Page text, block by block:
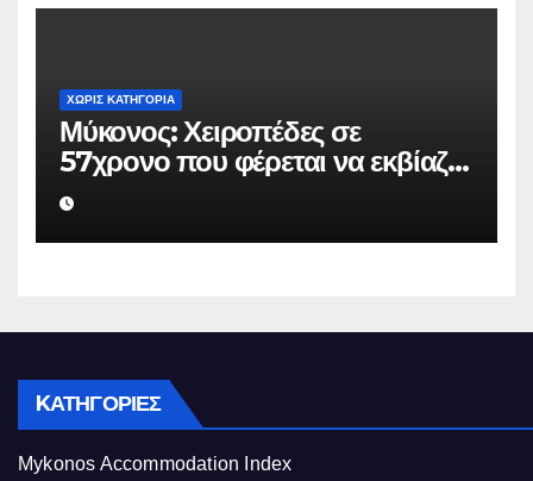
ΧΩΡΊΣ ΚΑΤΗΓΟΡΊΑ
Μύκονος: Χειροπέδες σε
57χρονο που φέρεται να εκβίαζε
επιχείρηση για να «θάψει»
ψευδείς καταγγελίες – Η παγίδα
που του έστησε η ΕΛ.ΑΣ.
KΑΤΗΓΟΡΊΕΣ
Mykonos Accommodation Index